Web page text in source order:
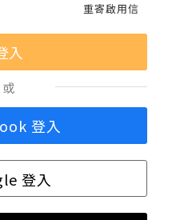
重寄啟用信
或
登入
登入